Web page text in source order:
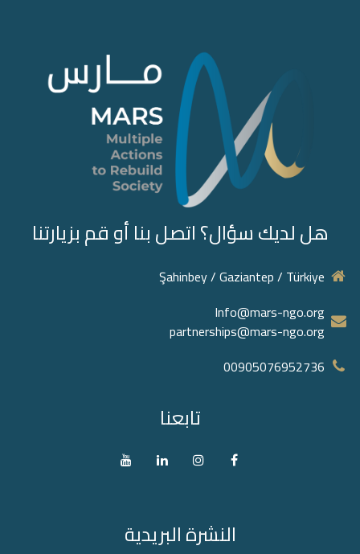
هل لديك سؤال؟ اتصل بنا أو قم بزيارتنا
Şahinbey / Gaziantep / Türkiye
Info@mars-ngo.org
partnerships@mars-ngo.org
00905076952736‬
تابعنا
النشرة البريدية